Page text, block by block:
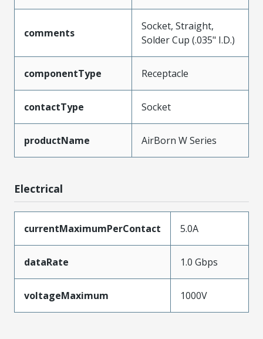
comments
Socket, Straight,
Solder Cup (.035" I.D.)
componentType Receptacle
contactType Socket
productName AirBorn W Series
Electrical
currentMaximumPerContact 5.0A
dataRate 1.0 Gbps
voltageMaximum 1000V